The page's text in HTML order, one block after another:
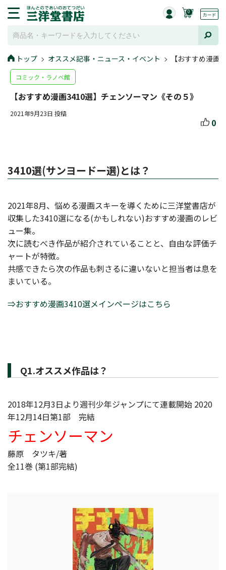
0
トップ オススメ記事・ニュース・イベント 【おすすめ漫画
コミック・ラノベ館
【おすすめ漫画3410選】チェンソーマン《その５》
2021年9月23日 投稿
0
3410選(サンヨードー選)とは？
2021年8月、悩める漫画スキーを導くために三洋堂書店が
収集した3410選になる(かもしれない)おすすめ漫画のレビ
ュー集。
次に読むべき作品が紹介されていることと、自由な評価チ
ャートが特徴。
共感できたら次の作品も刺さるに違いないと担当者は息を
まいている。
⇒おすすめ漫画3410選メインページはこちら
Q1.オススメ作品は？
2018年12月3日より週刊少年ジャンプにて連載開始 2020
年12月14日第1部 完結
チェンソーマン
藤原 タツキ/著
全11巻 (第1部完結)